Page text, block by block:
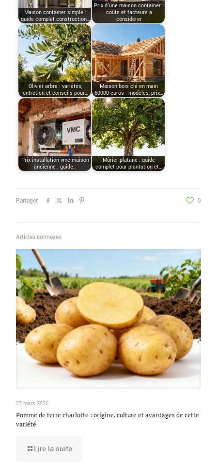
Maison container simple :
guide complet construction…
Prix d'une maison container :
coûts et facteurs à
considérer
Olivier arbre : variétés,
entretien et conseils pour…
Maison bois clé en main
60000 euros : modèles, prix…
Prix installation vmc maison
ancienne : guide…
Mûrier platane : guide
complet pour plantation et…
Partager 0
Articles connexes
27 mars 2026
Pomme de terre charlotte : origine, culture et avantages de cette
variété
Lire la suite